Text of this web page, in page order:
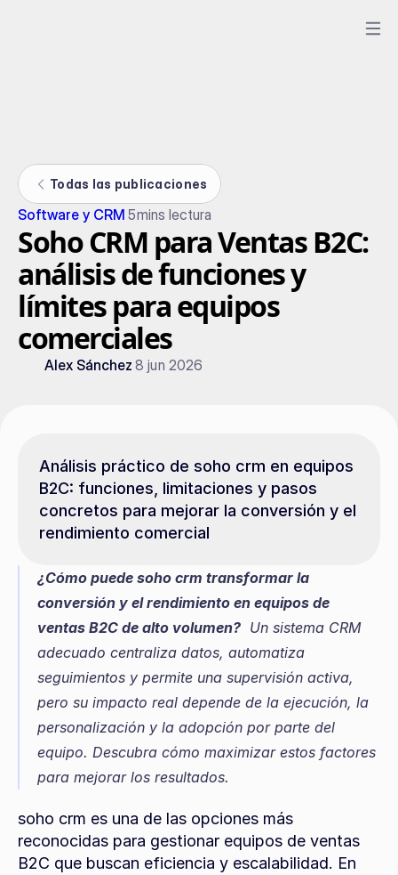
Todas las publicaciones
Software y CRM 5mins lectura
Soho CRM para Ventas B2C:
análisis de funciones y
límites para equipos
comerciales
Alex Sánchez 8 jun 2026
Análisis práctico de soho crm en equipos
B2C: funciones, limitaciones y pasos
concretos para mejorar la conversión y el
rendimiento comercial
¿Cómo puede soho crm transformar la
conversión y el rendimiento en equipos de
ventas B2C de alto volumen?
  Un sistema CRM
adecuado centraliza datos, automatiza
seguimientos y permite una supervisión activa,
pero su impacto real depende de la ejecución, la
personalización y la adopción por parte del
equipo. Descubra cómo maximizar estos factores
para mejorar los resultados.
soho crm es una de las opciones más
reconocidas para gestionar equipos de ventas
B2C que buscan eficiencia y escalabilidad. En